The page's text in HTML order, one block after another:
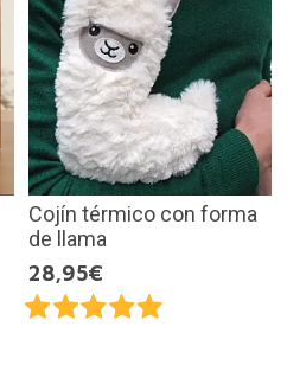
Cojín térmico con forma
de llama
28,95€